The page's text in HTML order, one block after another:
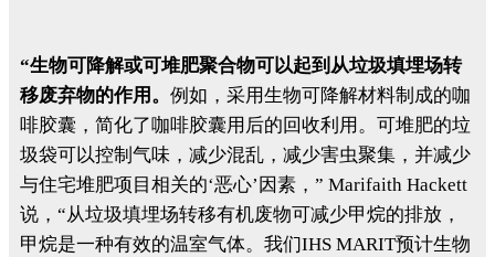
“生物可降解或可堆肥聚合物可以起到从垃圾填埋场转
移废弃物的作用。 例如，采用生物可降解材料制成的咖
啡胶囊，简化了咖啡胶囊用后的回收利用。可堆肥的垃
圾袋可以控制气味，减少混乱，减少害虫聚集，并减少
与住宅堆肥项目相关的‘恶心’因素，” Marifaith Hackett
说，“从垃圾填埋场转移有机废物可减少甲烷的排放，
甲烷是一种有效的温室气体。我们IHS MARIT预计生物